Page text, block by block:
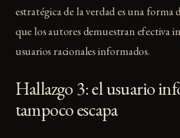
estratégica de la verdad es una forma
que los autores demuestran efectiva
usuarios racionales informados.
Hallazgo 3: el usuario
tampoco escapa